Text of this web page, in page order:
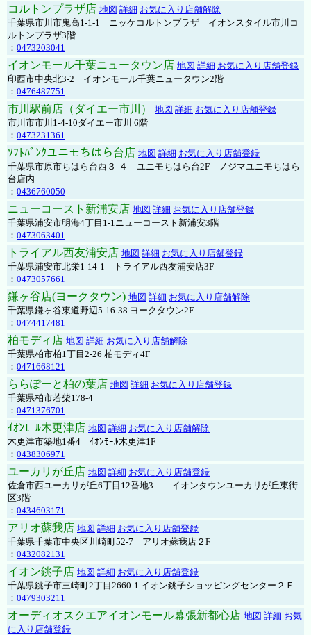
コルトンプラザ店 地図 詳細 お気に入り店舗解除
千葉県市川市鬼高1-1-1 ニッケコルトンプラザ イオンスタイル市川コ
ルトンプラザ3階
： 0473203041
イオンモール千葉ニュータウン店 地図 詳細 お気に入り店舗登録
印西市中央北3-2 イオンモール千葉ニュータウン2階
： 0476487751
市川駅前店（ダイエー市川） 地図 詳細 お気に入り店舗登録
市川市市川1-4-10ダイエー市川 6階
： 0473231361
ｿﾌﾄﾊﾞﾝｸユニモちはら台店 地図 詳細 お気に入り店舗登録
千葉県市原市ちはら台西３-４ ユニモちはら台2F ノジマユニモちはら
台店内
： 0436760050
ニューコースト新浦安店 地図 詳細 お気に入り店舗登録
千葉県浦安市明海4丁目1-1ニューコースト新浦安3階
： 0473063401
トライアル西友浦安店 地図 詳細 お気に入り店舗登録
千葉県浦安市北栄1-14-1 トライアル西友浦安店3F
： 0473057661
鎌ヶ谷店(ヨークタウン) 地図 詳細 お気に入り店舗解除
千葉県鎌ヶ谷東道野辺5-16-38 ヨークタウン2F
： 0474417481
柏モディ店 地図 詳細 お気に入り店舗解除
千葉県柏市柏1丁目2-26 柏モディ4F
： 0471668121
ららぽーと柏の葉店 地図 詳細 お気に入り店舗登録
千葉県柏市若柴178-4
： 0471376701
ｲｵﾝﾓｰﾙ木更津店 地図 詳細 お気に入り店舗解除
木更津市築地1番4 ｲｵﾝﾓｰﾙ木更津1F
： 0438306971
ユーカリが丘店 地図 詳細 お気に入り店舗登録
佐倉市西ユーカリが丘6丁目12番地3 イオンタウンユーカリが丘東街
区3階
： 0434603171
アリオ蘇我店 地図 詳細 お気に入り店舗登録
千葉県千葉市中央区川崎町52-7 アリオ蘇我店２F
： 0432082131
イオン銚子店 地図 詳細 お気に入り店舗登録
千葉県銚子市三崎町2丁目2660-1 イオン銚子ショッピングセンター２Ｆ
： 0479303211
オーディオスクエアイオンモール幕張新都心店 地図 詳細 お気
に入り店舗登録